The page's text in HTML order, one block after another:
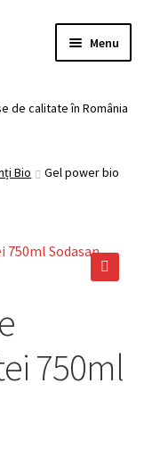
Menu
de calitate în România
Bio
Gel power bio
750ml